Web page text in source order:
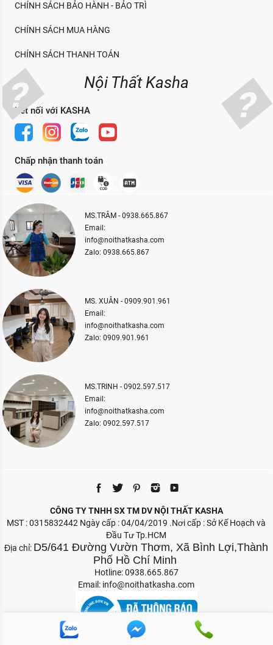
CHÍNH SÁCH BẢO HÀNH - BẢO TRÌ
CHÍNH SÁCH MUA HÀNG
CHÍNH SÁCH THANH TOÁN
Nội Thất Kasha
Kết nối với KASHA
Chấp nhận thanh toán
MS.TRÂM - 0938.665.867
Email:
info@noithatkasha.com
Zalo: 0938.665.867
MS. XUÂN - 0909.901.961
Email:
info@noithatkasha.com
Zalo: 0909.901.961
MS.TRINH - 0902.597.517
Email:
info@noithatkasha.com
Zalo: 0902.597.517
CÔNG TY TNHH SX TM DV NỘI THẤT KASHA
MST : 0315832442 Ngày cấp : 04/04/2019 .Nơi cấp : Sở Kế Hoạch và
Đầu Tư Tp.HCM
Địa chỉ: D5/641 Đường Vườn Thơm, Xã Bình Lợi,Thành
Phố Hồ Chí Minh
Hotline: 0938.665.867
Email: info@noithatkasha.com